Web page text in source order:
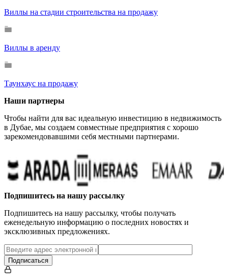
Виллы на стадии строительства на продажу
Виллы в аренду
Таунхаус на продажу
Наши партнеры
Чтобы найти для вас идеальную инвестицию в недвижимость
в Дубае, мы создаем совместные предприятия с хорошо
зарекомендовавшими себя местными партнерами.
…
Подпишитесь на нашу рассылку
Подпишитесь на нашу рассылку, чтобы получать
еженедельную информацию о последних новостях и
эксклюзивных предложениях.
Подписаться